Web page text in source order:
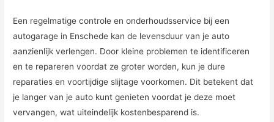
Een regelmatige controle en onderhoudsservice bij een
autogarage in Enschede kan de levensduur van je auto
aanzienlijk verlengen. Door kleine problemen te identificeren
en te repareren voordat ze groter worden, kun je dure
reparaties en voortijdige slijtage voorkomen. Dit betekent dat
je langer van je auto kunt genieten voordat je deze moet
vervangen, wat uiteindelijk kostenbesparend is.